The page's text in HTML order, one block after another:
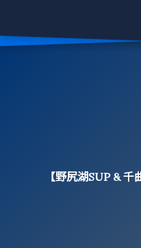
【野尻湖SUP &